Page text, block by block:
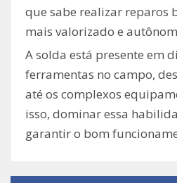
que sabe realizar reparos
mais valorizado e
​A solda está presente em
ferramentas no campo,
até os complexos
isso, dominar essa
garantir o bom